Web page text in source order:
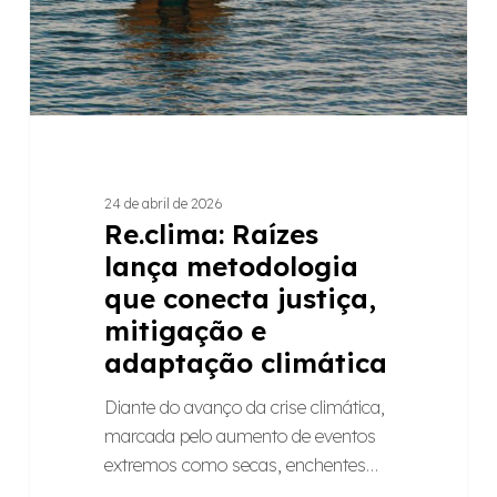
justiça,
mitigação
e
adaptação
24 de abril de 2026
Re.clima: Raízes
lança metodologia
que conecta justiça,
mitigação e
adaptação climática
Diante do avanço da crise climática,
marcada pelo aumento de eventos
extremos como secas, enchentes…